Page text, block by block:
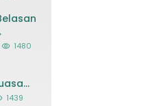
1480
1439